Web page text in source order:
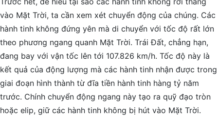
vào Mặt Trời, ta cần xem xét chuyển động của chúng. Các
hành tinh không đứng yên mà di chuyển với tốc độ rất lớn
theo phương ngang quanh Mặt Trời. Trái Đất, chẳng hạn,
đang bay với vận tốc lên tới 107.826 km/h. Tốc độ này là
kết quả của động lượng mà các hành tinh nhận được trong
giai đoạn hình thành từ đĩa tiền hành tinh hàng tỷ năm
trước. Chính chuyển động ngang này tạo ra quỹ đạo tròn
hoặc elip, giữ các hành tinh không bị hút vào Mặt Trời.